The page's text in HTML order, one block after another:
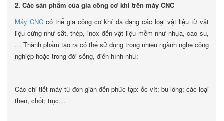
2. Các sản phẩm của gia công cơ khí trên máy CNC
Máy CNC có thể gia công cơ khí đa dạng các loại vật liệu từ vật
liệu cứng như sắt, thép, inox đến vật liệu mềm như nhựa, cao su,
… Thành phẩm tạo ra có thể sử dụng trong nhiều ngành nghề công
nghiệp hoặc trong đời sống, điển hình như:
Các chi tiết máy từ đơn giản đến phức tạp: ốc vít; bu lông; các loại
then, chốt; trục…